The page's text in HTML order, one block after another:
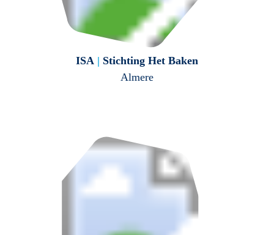
ISA | Stichting Het Baken
Almere